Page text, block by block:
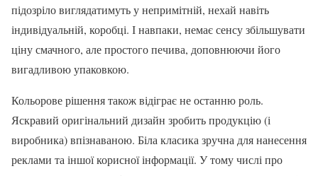
підозріло виглядатимуть у непримітній, нехай навіть
індивідуальній, коробці. І навпаки, немає сенсу збільшувати
ціну смачного, але простого печива, доповнюючи його
вигадливою упаковкою.
Кольорове рішення також відіграє не останню роль.
Яскравий оригінальний дизайн зробить продукцію (і
виробника) впізнаваною. Біла класика зручна для нанесення
реклами та іншої корисної інформації. У тому числі про